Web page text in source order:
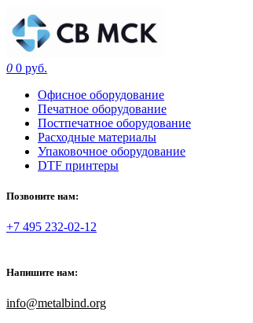
0 0 руб.
Офисное оборудование
Печатное оборудование
Постпечатное оборудование
Расходные материалы
Упаковочное оборудование
DTF принтеры
Позвоните нам:
+7 495 232-02-12
Напишите нам:
info@metalbind.org